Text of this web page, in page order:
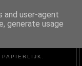
and user-agent
generate usage